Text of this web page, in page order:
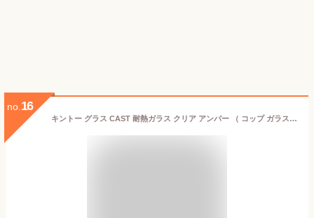
no. 16
キントー グラス CAST 耐熱ガラス クリア アンバー （ コップ ガラスコップ ガラスグラス おしゃれ 二重構造 ダブルウォール 耐熱ガラス ロック カクテル ウォーター ビア アイスティー 食洗機対応 電子レンジ対応 ）【39ショップ】